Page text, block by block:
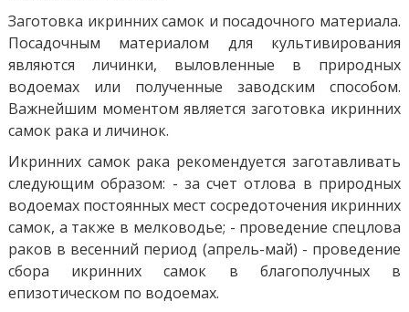
Заготовка икринних самок и посадочного материала.
Посадочным материалом для культивирования
являются личинки, выловленные в природных
водоемах или полученные заводским способом.
Важнейшим моментом является заготовка икринних
самок рака и личинок.
Икринних самок рака рекомендуется заготавливать
следующим образом: - за счет отлова в природных
водоемах постоянных мест сосредоточения икринних
самок, а также в мелководье; - проведение спецлова
раков в весенний период (апрель-май) - проведение
сбора икринних самок в благополучных в
епизотическом по водоемах.